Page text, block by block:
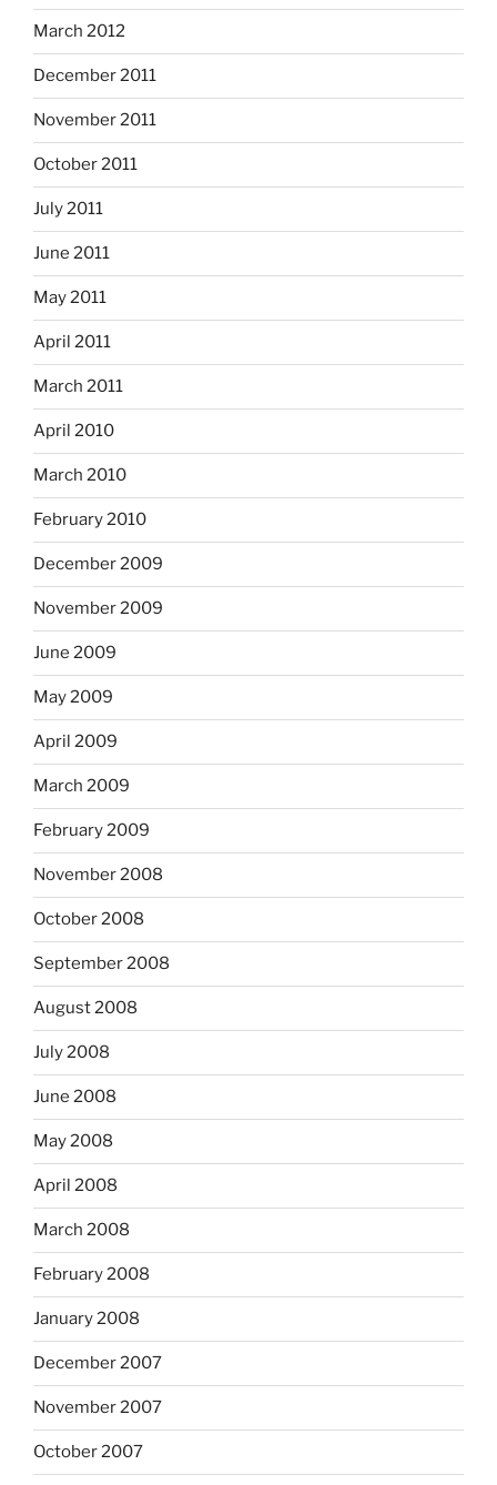
March 2012
December 2011
November 2011
October 2011
July 2011
June 2011
May 2011
April 2011
March 2011
April 2010
March 2010
February 2010
December 2009
November 2009
June 2009
May 2009
April 2009
March 2009
February 2009
November 2008
October 2008
September 2008
August 2008
July 2008
June 2008
May 2008
April 2008
March 2008
February 2008
January 2008
December 2007
November 2007
October 2007